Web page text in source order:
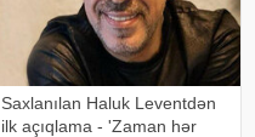
Saxlanılan Haluk Leventdən
ilk açıqlama - 'Zaman hər